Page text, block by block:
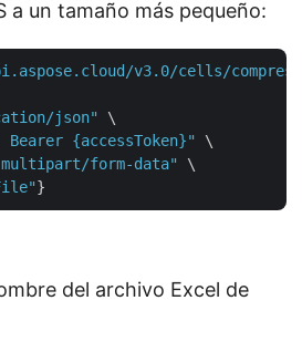
a un tamaño más pequeño:
v3.0/cells/
json"
\
{accessToken}"
\
multipart/form-data"
\
del archivo Excel de